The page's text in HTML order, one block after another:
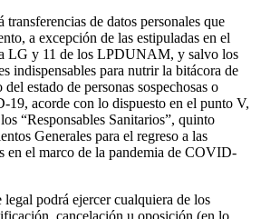
de datos personales que
a excepción de las estipuladas en el
LG y 11 de los LPDUNAM, y salvo los
indispensables para nutrir la bitácora de
estado de personas sospechosas o
acorde con lo dispuesto en el punto V,
“Responsables Sanitarios”, quinto
Generales para el regreso a las
en el marco de la pandemia de COVID-
legal podrá ejercer cualquiera de los